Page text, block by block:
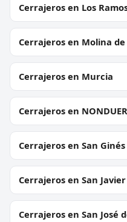
Cerrajeros en Los
Cerrajeros en Molina de
Cerrajeros en Murcia
Cerrajeros en
Cerrajeros en San Ginés
Cerrajeros en San Javier
Cerrajeros en San José